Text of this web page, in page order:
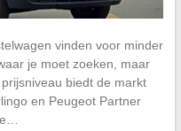
vinden voor minder
je moet zoeken, maar
biedt de markt
en Peugeot Partner